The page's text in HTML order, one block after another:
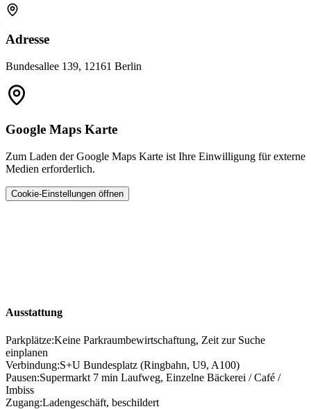
Adresse
Bundesallee 139, 12161 Berlin
Google Maps Karte
Zum Laden der Google Maps Karte ist Ihre Einwilligung für externe
Medien erforderlich.
Cookie-Einstellungen öffnen
Ausstattung
Parkplätze:Keine Parkraumbewirtschaftung, Zeit zur Suche
einplanen
Verbindung:S+U Bundesplatz (Ringbahn, U9, A100)
Pausen:Supermarkt 7 min Laufweg, Einzelne Bäckerei / Café /
Imbiss
Zugang:Ladengeschäft, beschildert